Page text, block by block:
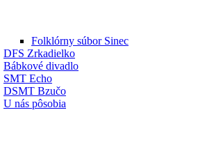
Folklórny súbor Sinec
DFS Zrkadielko
Bábkové divadlo
SMT Echo
DSMT Bzučo
U nás pôsobia